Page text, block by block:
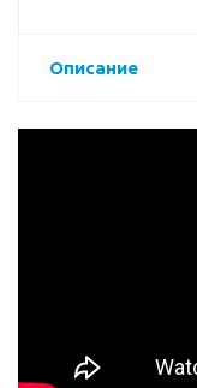
Описание